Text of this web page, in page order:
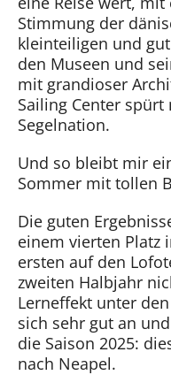
Stimmung der
kleinteiligen und
den Museen und
mit grandioser
Sailing Center
Segelnation.
Und so bleibt mir
Sommer mit tollen
Die guten
einem vierten Platz
ersten auf den
zweiten Halbjahr
Lerneffekt unter
sich sehr gut an
die Saison 2025:
nach Neapel.